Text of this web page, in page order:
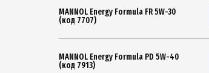
MANNOL Energy Formula FR 5W-30
(код 7707)
MANNOL Energy Formula PD 5W-40
(код 7913)